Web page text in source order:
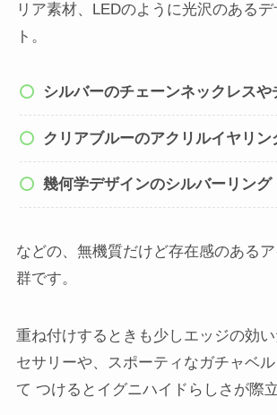
リア素材、LEDのように光沢のある
ト。
シルバーのチェーンネックレスや
クリアブルーのアクリルイヤリン
幾何学デザインのシルバーリング
などの、無機質だけど存在感のある
群です。
重ね付けするときも少しエッジの効
セサリーや、スポーティなガチャベ
て つけるとイグニハイドらしさが際立